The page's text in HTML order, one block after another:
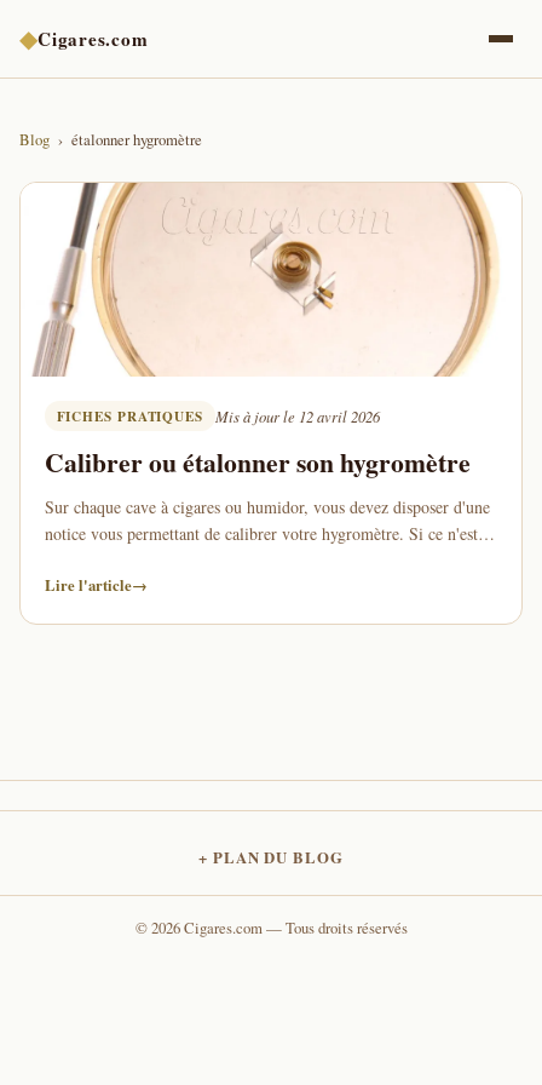
◆Cigares.com
Blog étalonner hygromètre
FICHES PRATIQUES Mis à jour le 12 avril 2026
Calibrer ou étalonner son hygromètre
Sur chaque cave à cigares ou humidor, vous devez disposer d'une
notice vous permettant de calibrer votre hygromètre. Si ce n'est
Lire l'article→
PLAN DU BLOG
© 2026 Cigares.com — Tous droits réservés